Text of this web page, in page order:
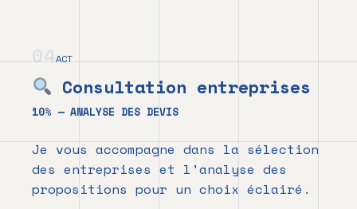
04ACT
Consultation entreprises
10% — ANALYSE DES DEVIS
Je vous accompagne dans la sélection
des entreprises et l'analyse des
propositions pour un choix éclairé.